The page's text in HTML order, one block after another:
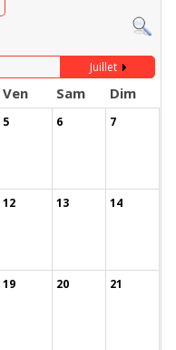
Juillet
Ven Sam Dim
5 6 7
12 13 14
19 20 21